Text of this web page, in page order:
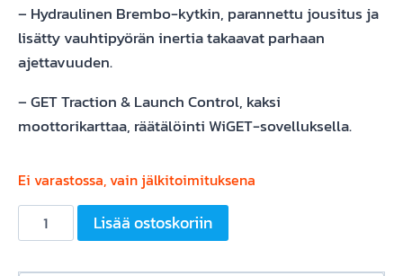
– Hydraulinen Brembo-kytkin, parannettu jousitus ja
lisätty vauhtipyörän inertia takaavat parhaan
ajettavuuden.
– GET Traction & Launch Control, kaksi
moottorikarttaa, räätälöinti WiGET-sovelluksella.
Ei varastossa, vain jälkitoimituksena
Fantic
XXF450
Lisää ostoskoriin